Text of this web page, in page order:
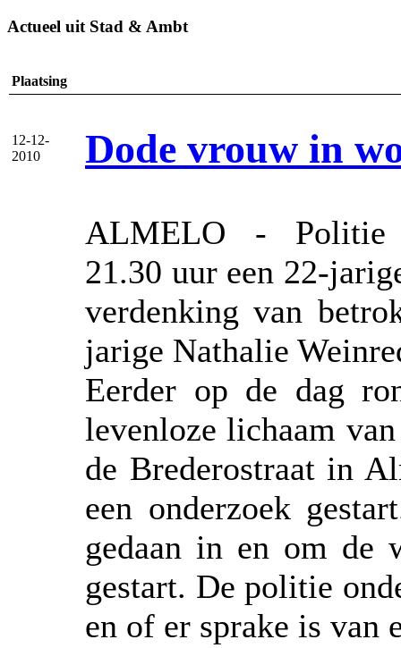
Actueel uit Stad & Ambt
Plaatsing
12-12-
2010
Dode vrouw in
ALMELO - Politie
21.30 uur een 22-
verdenking van
jarige Nathalie
Eerder op de dag
levenloze lichaam
de Brederostraat in
een onderzoek
gedaan in en om de
gestart. De politie
en of er sprake is van